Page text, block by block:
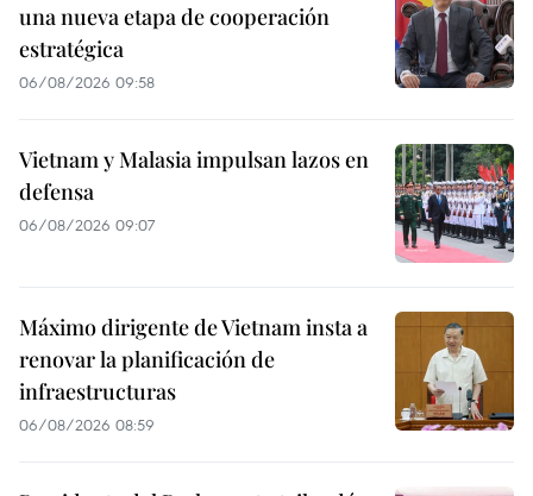
una nueva etapa de cooperación
estratégica
06/08/2026 09:58
Vietnam y Malasia impulsan lazos en
defensa
06/08/2026 09:07
Máximo dirigente de Vietnam insta a
renovar la planificación de
infraestructuras
06/08/2026 08:59